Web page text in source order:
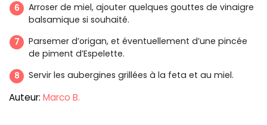
Arroser de miel, ajouter quelques gouttes de vinaigre
balsamique si souhaité.
Parsemer d’origan, et éventuellement d’une pincée
de piment d’Espelette.
Servir les aubergines grillées à la feta et au miel.
Auteur: Marco B.